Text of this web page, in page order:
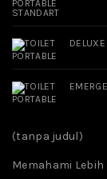
(tanpa judul)
Memahami